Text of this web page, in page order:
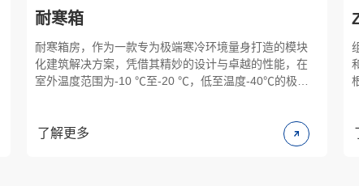
耐寒箱
耐寒箱房，作为一款专为极端寒冷环境量身打造的模块
化建筑解决方案，凭借其精妙的设计与卓越的性能，在
室外温度范围为-10 ℃至-20 ℃，低至温度-40℃的极端
者提供一个温暖、舒适的避寒空间。
了解更多